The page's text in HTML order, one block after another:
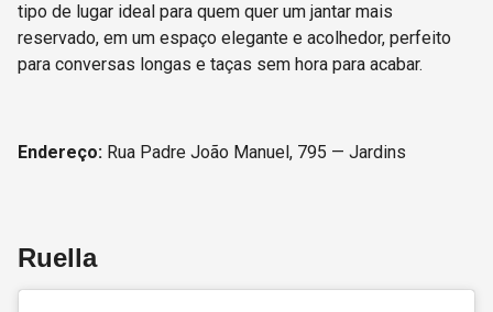
tipo de lugar ideal para quem quer um jantar mais
reservado, em um espaço elegante e acolhedor, perfeito
para conversas longas e taças sem hora para acabar.
Endereço: Rua Padre João Manuel, 795 — Jardins
Ruella